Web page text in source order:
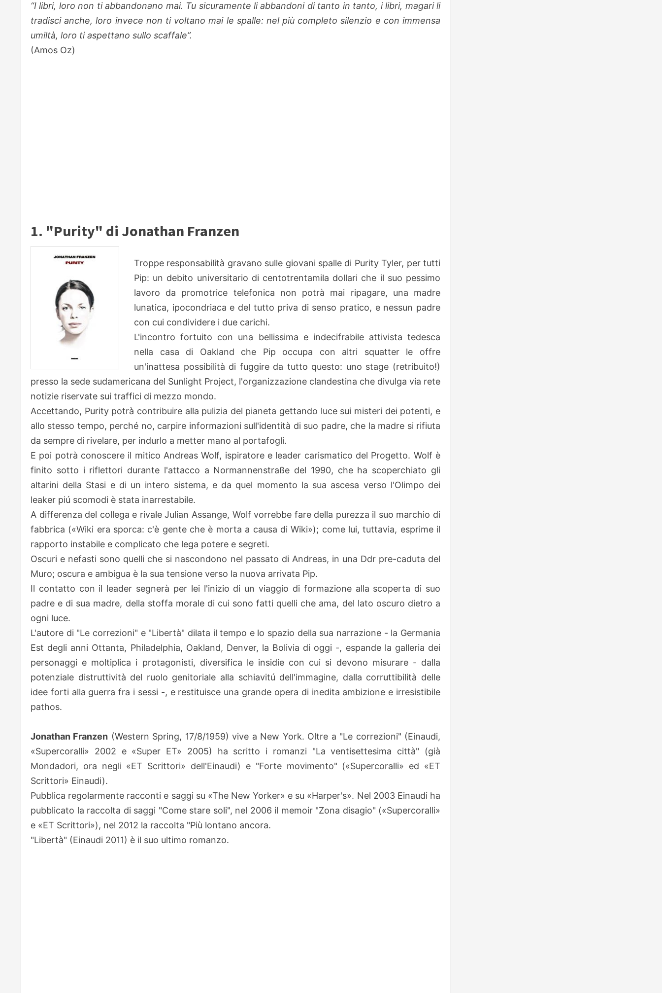
“I libri, loro non ti abbandonano mai. Tu sicuramente li abbandoni di tanto in tanto, i libri, magari li
tradisci anche, loro invece non ti voltano mai le spalle: nel più completo silenzio e con immensa
umiltà, loro ti aspettano sullo scaffale”.
(Amos Oz)
1. "Purity" di Jonathan Franzen
Troppe responsabilità gravano sulle giovani spalle di Purity Tyler, per tutti
Pip: un debito universitario di centotrentamila dollari che il suo pessimo
lavoro da promotrice telefonica non potrà mai ripagare, una madre
lunatica, ipocondriaca e del tutto priva di senso pratico, e nessun padre
con cui condividere i due carichi.
L'incontro fortuito con una bellissima e indecifrabile attivista tedesca
nella casa di Oakland che Pip occupa con altri squatter le offre
un'inattesa possibilità di fuggire da tutto questo: uno stage (retribuito!)
presso la sede sudamericana del Sunlight Project, l'organizzazione clandestina che divulga via rete
notizie riservate sui traffici di mezzo mondo.
Accettando, Purity potrà contribuire alla pulizia del pianeta gettando luce sui misteri dei potenti, e
allo stesso tempo, perché no, carpire informazioni sull'identità di suo padre, che la madre si rifiuta
da sempre di rivelare, per indurlo a metter mano al portafogli.
E poi potrà conoscere il mitico Andreas Wolf, ispiratore e leader carismatico del Progetto. Wolf è
finito sotto i riflettori durante l'attacco a Normannenstraße del 1990, che ha scoperchiato gli
altarini della Stasi e di un intero sistema, e da quel momento la sua ascesa verso l'Olimpo dei
leaker piú scomodi è stata inarrestabile.
A differenza del collega e rivale Julian Assange, Wolf vorrebbe fare della purezza il suo marchio di
fabbrica («Wiki era sporca: c'è gente che è morta a causa di Wiki»); come lui, tuttavia, esprime il
rapporto instabile e complicato che lega potere e segreti.
Oscuri e nefasti sono quelli che si nascondono nel passato di Andreas, in una Ddr pre-caduta del
Muro; oscura e ambigua è la sua tensione verso la nuova arrivata Pip.
Il contatto con il leader segnerà per lei l'inizio di un viaggio di formazione alla scoperta di suo
padre e di sua madre, della stoffa morale di cui sono fatti quelli che ama, del lato oscuro dietro a
ogni luce.
L'autore di "Le correzioni" e "Libertà" dilata il tempo e lo spazio della sua narrazione - la Germania
Est degli anni Ottanta, Philadelphia, Oakland, Denver, la Bolivia di oggi -, espande la galleria dei
personaggi e moltiplica i protagonisti, diversifica le insidie con cui si devono misurare - dalla
potenziale distruttività del ruolo genitoriale alla schiavitú dell'immagine, dalla corruttibilità delle
idee forti alla guerra fra i sessi -, e restituisce una grande opera di inedita ambizione e irresistibile
pathos.
Jonathan Franzen (Western Spring, 17/8/1959) vive a New York. Oltre a "Le correzioni" (Einaudi,
«Supercoralli» 2002 e «Super ET» 2005) ha scritto i romanzi "La ventisettesima città" (già
Mondadori, ora negli «ET Scrittori» dell'Einaudi) e "Forte movimento" («Supercoralli» ed «ET
Scrittori» Einaudi).
Pubblica regolarmente racconti e saggi su «The New Yorker» e su «Harper's». Nel 2003 Einaudi ha
pubblicato la raccolta di saggi "Come stare soli", nel 2006 il memoir "Zona disagio" («Supercoralli»
e «ET Scrittori»), nel 2012 la raccolta "Più lontano ancora.
"Libertà" (Einaudi 2011) è il suo ultimo romanzo.